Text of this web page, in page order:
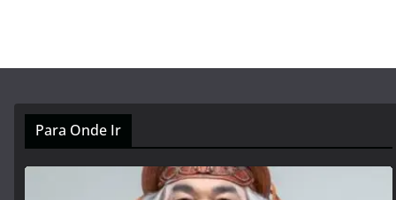
Para Onde Ir